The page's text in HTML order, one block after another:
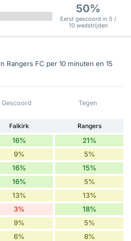
50%
Eerst gescoord in 5 /
10 wedstrijden
Rangers FC per 10 minuten en 15
Gescoord Tegen
Falkirk
Rangers
16% 21%
9% 5%
16% 15%
16% 5%
13% 13%
3% 18%
9% 5%
6% 8%